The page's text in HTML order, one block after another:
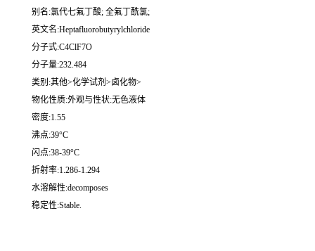
别名:氯代七氟丁酸; 全氟丁酰氯;
英文名:Heptafluorobutyrylchloride
分子式:C4ClF7O
分子量:232.484
类别:其他>化学试剂>卤化物>
物化性质:外观与性状:无色液体
密度:1.55
沸点:39°C
闪点:38-39°C
折射率:1.286-1.294
水溶解性:decomposes
稳定性:Stable.